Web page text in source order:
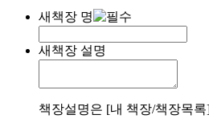
새책장 명
새책장 설명
책장설명은 [내 책장/책장목